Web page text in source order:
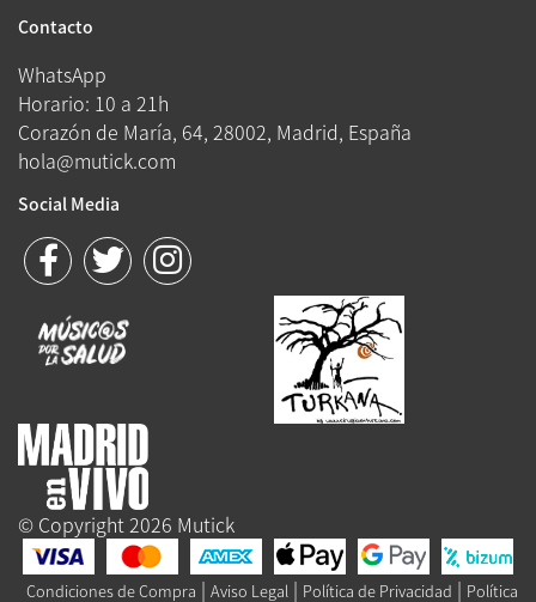
Contacto
WhatsApp
Horario: 10 a 21h
Corazón de María, 64, 28002, Madrid, España
hola@mutick.com
Social Media
© Copyright 2026 Mutick
Condiciones de Compra | Aviso Legal | Política de Privacidad | Política